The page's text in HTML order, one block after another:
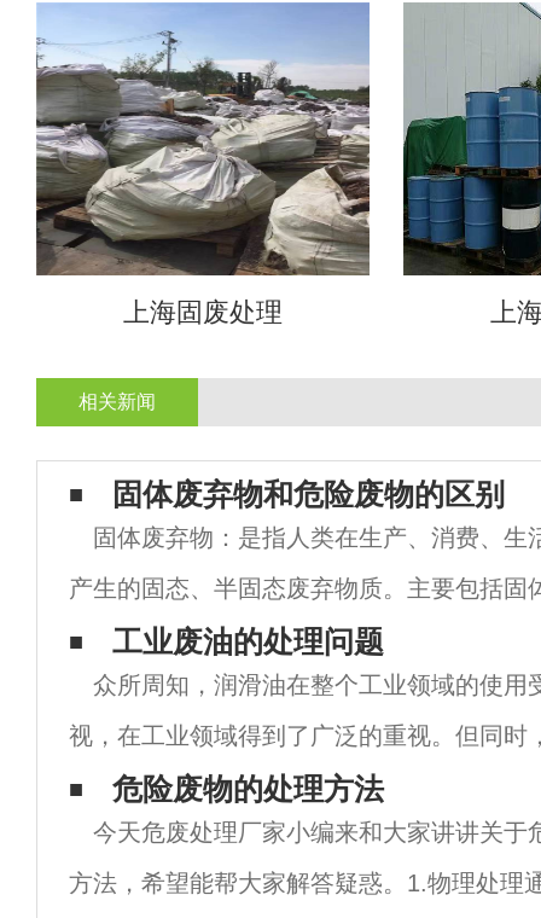
上海固废处理 上
相关新闻
固体废弃物和危险废物的区别
固体废弃物：是指人类在生产、消费、生
产生的固态、半固态废弃物质。主要包括固
炉渣、污泥、废弃的制品、破损器皿、残次
把废酸、废碱、废油、废有机溶剂等高浓度
工业废油的处理问题
众所周知，润滑油在整个工业领域的使用
视，在工业领域得到了广泛的重视。但同时
会给环境带来一定的污染。因此，工业废油
今社会也十分重视。据统计，目前高工业废
危险废物的处理方法
今天危废处理厂家小编来和大家讲讲关于
方法，希望能帮大家解答疑惑。1.物理处理